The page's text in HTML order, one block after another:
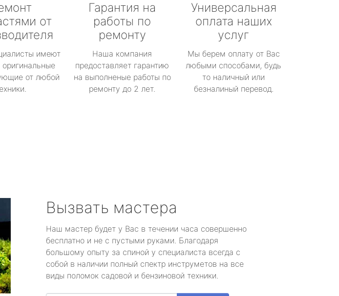
от
имеют
оригинальные
от любой
Гарантия на
работы по
ремонту
Наша компания
предоставляет гарантию
на выполненые работы по
ремонту до 2 лет.
Универсальная
оплата наших
услуг
Мы берем оплату от Вас
любыми способами, будь
то наличный или
безналиный перевод.
Вызвать мастера
Наш мастер будет у Вас в течении часа совершенно
бесплатно и не с пустыми руками. Благодаря
большому опыту за спиной у специалиста всегда с
собой в наличии полный спектр инструметов на все
виды поломок садовой и бензиновой техники.